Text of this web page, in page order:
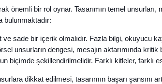
önemli bir rol oynar. Tasarımın temel
sade bir içerik olmalıdır. Fazla bilgi, okuyucu
unsurların dengesi, mesajın aktarımında kritik
biçimde şekillendirilmelidir. Farklı kitleler, farklı
dikkat edilmesi, tasarımın başarı şansını